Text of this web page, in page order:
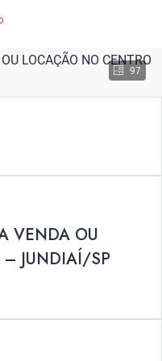
97
VENDA OU
– JUNDIAÍ/SP